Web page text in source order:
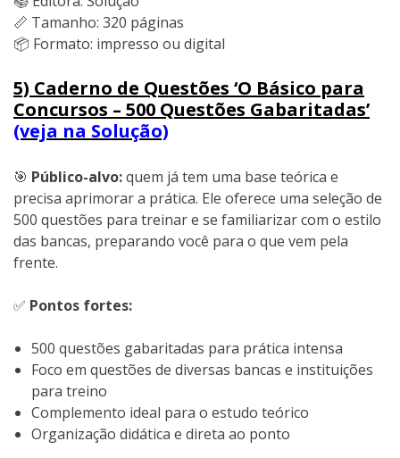
📏 Tamanho: 320 páginas
📦 Formato: impresso ou digital
5) Caderno de Questões ‘O Básico para
Concursos – 500 Questões Gabaritadas’
(veja na Solução)
🎯 Público-alvo:quem já tem uma base teórica e
precisa aprimorar a prática. Ele oferece uma seleção de
500 questões para treinar e se familiarizar com o estilo
das bancas, preparando você para o que vem pela
frente.
✅ Pontos fortes:
500 questões gabaritadas para prática intensa
Foco em questões de diversas bancas e instituições
para treino
Complemento ideal para o estudo teórico
Organização didática e direta ao ponto